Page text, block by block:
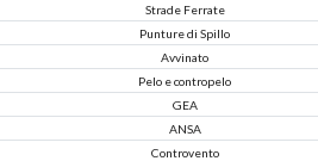
Strade Ferrate
Punture di Spillo
Avvinato
Pelo e contropelo
GEA
ANSA
Controvento